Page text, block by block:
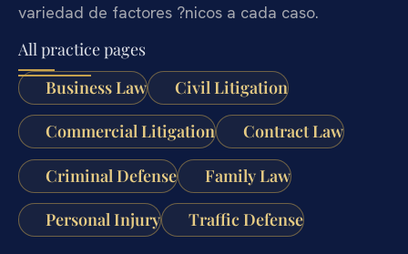
variedad de factores ?nicos a cada caso.
All practice pages
Business Law
Civil Litigation
Commercial Litigation Contract Law
Criminal Defense Family Law
Personal Injury Traffic Defense